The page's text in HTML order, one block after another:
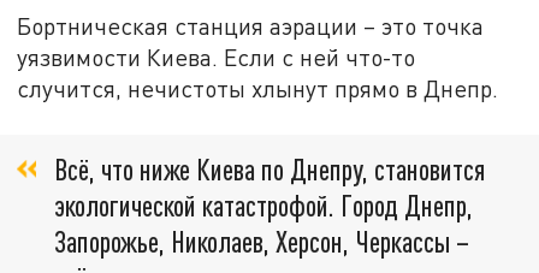
Бортническая станция аэрации – это точка
уязвимости Киева. Если с ней что-то
случится, нечистоты хлынут прямо в Днепр.
Всё, что ниже Киева по Днепру, становится
экологической катастрофой. Город Днепр,
Запорожье, Николаев, Херсон, Черкассы –